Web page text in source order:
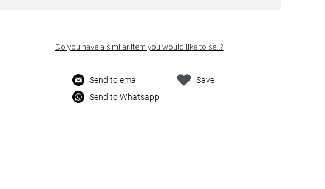
Do you have a similar item you would like to sell?
Send to email
Send to Whatsapp
Save